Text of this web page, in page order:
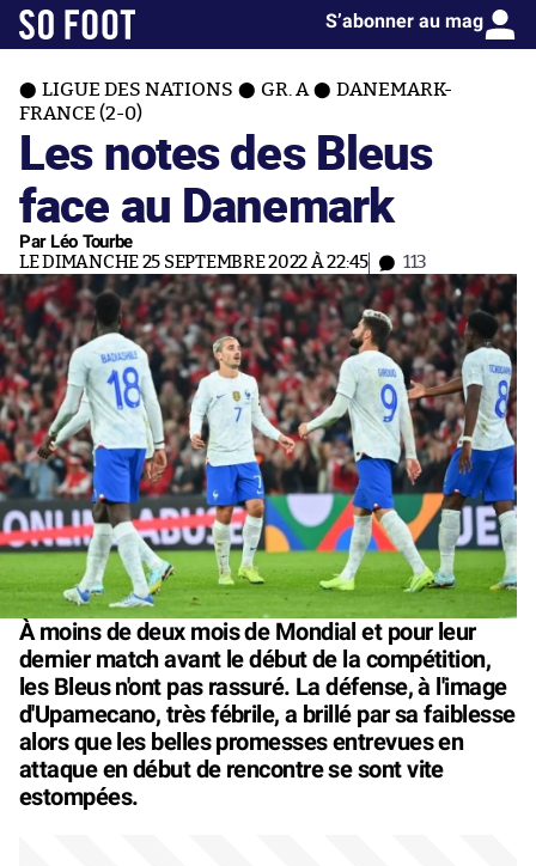
S’abonner au mag
LIGUE DES NATIONS GR. A
DANEMARK-
FRANCE (2-0)
Les notes des Bleus
face au Danemark
Par Léo Tourbe
LE DIMANCHE 25 SEPTEMBRE 2022 À 22:45 113
À moins de deux mois de Mondial et pour leur
dernier match avant le début de la compétition,
les Bleus n'ont pas rassuré. La défense, à l'image
d'Upamecano, très fébrile, a brillé par sa faiblesse
alors que les belles promesses entrevues en
attaque en début de rencontre se sont vite
estompées.